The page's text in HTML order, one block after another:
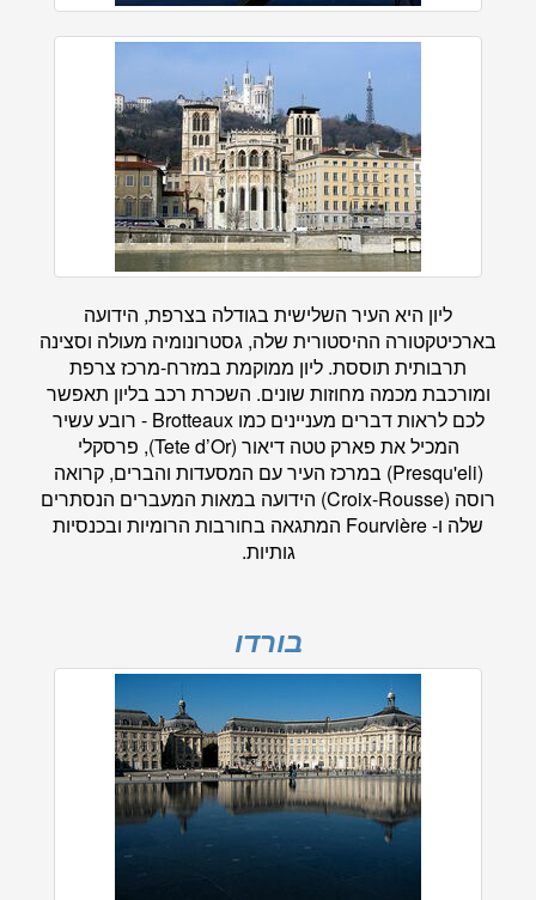
ליון היא העיר השלישית בגודלה בצרפת, הידועה
בארכיטקטורה ההיסטורית שלה, גסטרונומיה מעולה וסצינה
תרבותית תוססת. ליון ממוקמת במזרח-מרכז צרפת
ומורכבת מכמה מחוזות שונים. השכרת רכב בליון תאפשר
לכם לראות דברים מעניינים כמו Brotteaux - רובע עשיר
המכיל את פארק טטה דיאור (Tete d’Or), פרסקלי
(Presqu'eli) במרכז העיר עם המסעדות והברים, קרואה
רוסה (Croix-Rousse) הידועה במאות המעברים הנסתרים
שלה ו- Fourvière המתגאה בחורבות הרומיות ובכנסיות
גותיות.
בורדו